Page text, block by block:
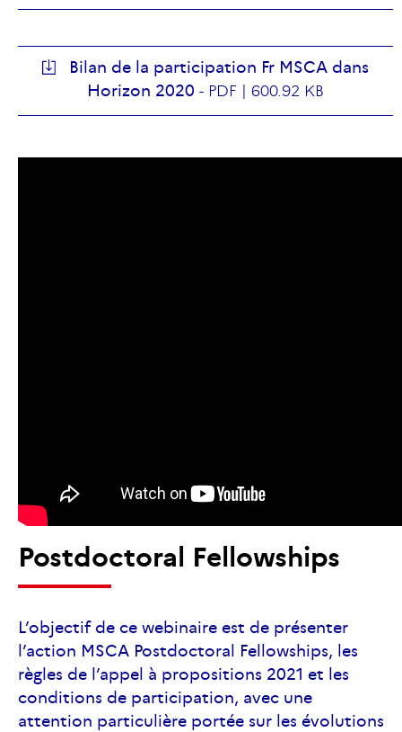
Bilan de la participation Fr MSCA dans
Horizon 2020 - PDF | 600.92 KB
Postdoctoral Fellowships
L’objectif de ce webinaire est de présenter
l’action MSCA Postdoctoral Fellowships, les
règles de l’appel à propositions 2021 et les
conditions de participation, avec une
attention particulière portée sur les évolutions